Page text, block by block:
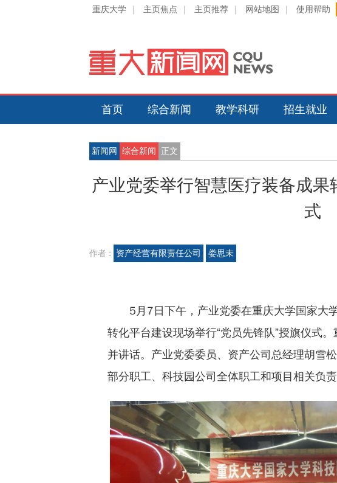
重庆大学 | 主页焦点 | 主页推荐 | 网站地图 | 使用帮助
首页 综合新闻 教学科研 招生就业
新闻网 综合新闻 正文
产业党委举行智慧医疗装备成
式
作者 : 资产经营有限责任公司 娄思未
5月7日下午，产业党委在重庆大学国家大
转化平台建设现场举行“党员先锋队”授旗仪式
并讲话。产业党委委员、资产公司总经理胡雪
部分职工、科技园公司全体职工和项目相关负